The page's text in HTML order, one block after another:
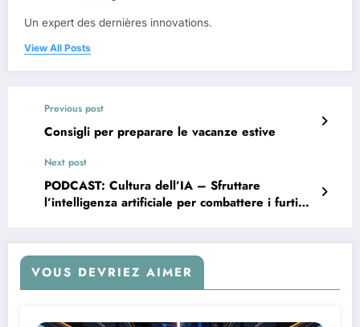
Un expert des dernières innovations.
View All Posts
Previous post
Consigli per preparare le vacanze estive
Next post
PODCAST: Cultura dell’IA – Sfruttare
l’intelligenza artificiale per combattere i furti
VOUS DEVRIEZ AIMER